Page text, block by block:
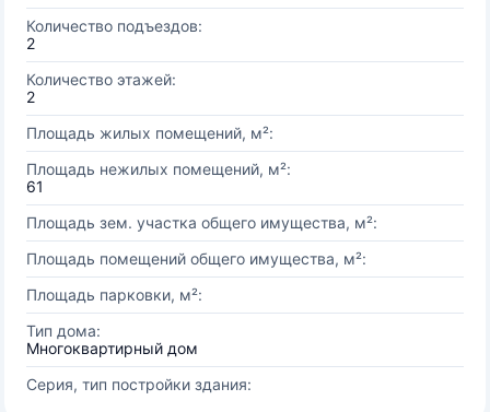
Количество подъездов:
2
Количество этажей:
2
Площадь жилых помещений, м²:
Площадь нежилых помещений, м²:
61
Площадь зем. участка общего имущества, м²:
Площадь помещений общего имущества, м²:
Площадь парковки, м²:
Тип дома:
Многоквартирный дом
Серия, тип постройки здания: